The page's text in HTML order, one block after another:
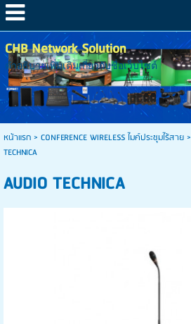
CHB Network Solution
คำอธิบายเพิ่มเติมเกี่ยวกับชื่อเว็บไซต์
หน้าแรก> CONFERENCE WIRELESS ไมค์ประชุมไร้สาย>
TECHNICA
AUDIO TECHNICA